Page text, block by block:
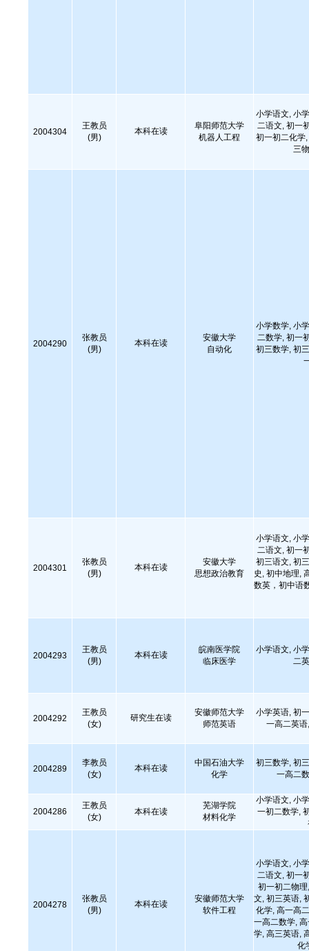
2004304
王教员
(男)
本科在读
阜阳师范大学
机器人工程
小学语文, 小
二语文, 初一
初一初二化学
三
2004290
张教员
(男)
本科在读
安徽大学
自动化
小学数学, 小
二数学, 初一
初三数学, 初
2004301
张教员
(男)
本科在读
安徽大学
思想政治教育
小学语文, 小
二语文, 初一
初三语文, 初
史, 初中地理,
数英，初中语
2004293
王教员
(男)
本科在读
皖南医学院
临床医学
小学语文, 小
二
2004292
王教员
(女)
研究生在读
安徽师范大学
师范英语
小学英语, 初
一高二英
2004289
李教员
(女)
本科在读
中国石油大学
化学
初三数学, 初
一高二
2004286
王教员
(女)
本科在读
芜湖学院
材料化学
小学语文, 小
一初二数学,
2004278
张教员
(男)
本科在读
安徽师范大学
软件工程
小学语文, 小
二语文, 初一
初一初二物
文, 初三英语,
化学, 高一高
一高二数学,
学, 高三英语,
化